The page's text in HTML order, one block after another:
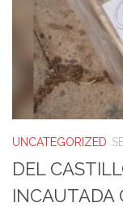
UNCATEGORIZED
DEL
INCAUTADA